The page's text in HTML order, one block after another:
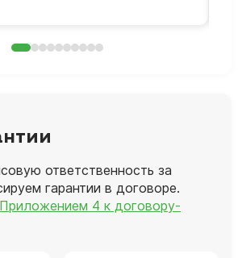
ответственность за
гарантии в договоре.
Приложением 4 к договору-